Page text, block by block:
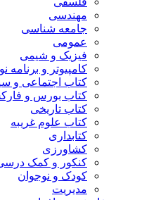
مهندسی
جامعه شناسی
عمومی
فیزیک و شیمی
کامپیوتر و برنامه
کتاب اجتماعی و
کتاب بورس و
کتاب تاریخی
کتاب علوم غریبه
کتابداری
کشاورزی
کنکور و کمک‌
کودک و نوجوان
مدیریت